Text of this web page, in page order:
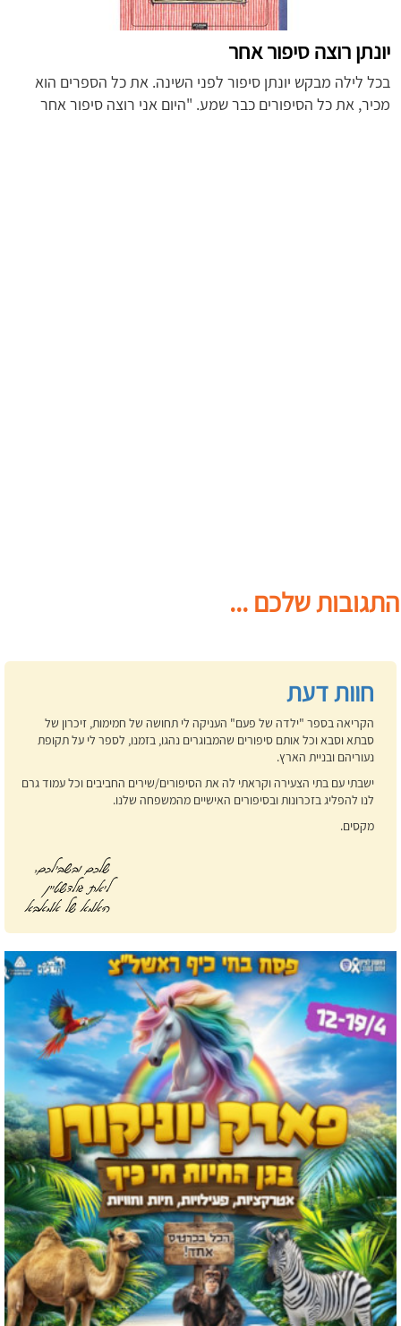
יונתן רוצה סיפור אחר
בכל לילה מבקש יונתן סיפור לפני השינה. את כל הספרים הוא
מכיר, את כל הסיפורים כבר שמע. "היום אני רוצה סיפור אחר
התגובות שלכם ...
חוות דעת
הקריאה בספר "ילדה של פעם" העניקה לי תחושה של חמימות, זיכרון של
סבתא וסבא וכל אותם סיפורים שהמבוגרים נהגו, בזמנו, לספר לי על תקופת
נעוריהם ובניית הארץ.
ישבתי עם בתי הצעירה וקראתי לה את הסיפורים/שירים החביבים וכל עמוד גרם
לנו להפליג בזכרונות ובסיפורים האישיים מהמשפחה שלנו.
מקסים.